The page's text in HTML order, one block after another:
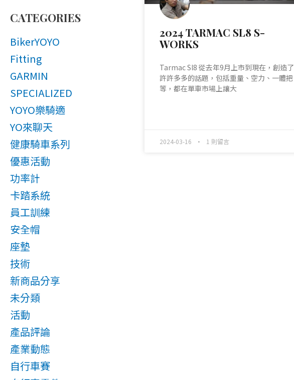
CATEGORIES
BikerYOYO
Fitting
GARMIN
SPECIALIZED
YOYO樂騎適
YO來聊天
健康騎車系列
優惠活動
功率計
卡踏系統
員工訓練
安全帽
座墊
技術
新商品分享
未分類
活動
產品評論
產業動態
自行車賽
2024 TARMAC SL8 S-
WORKS
Tarmac Sl8 從去年9月上市到現在，創造了
許許多多的話題，包括重量、空力、一體把
等，都在單車市場上讓大
2024-03-16 1 則留言